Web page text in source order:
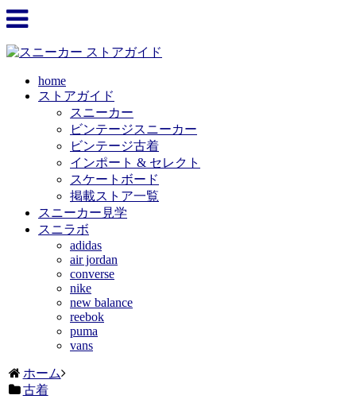
home
ストアガイド
スニーカー
ビンテージスニーカー
ビンテージ古着
インポート & セレクト
スケートボード
掲載ストア一覧
スニーカー見学
スニラボ
adidas
air jordan
converse
nike
new balance
reebok
puma
vans
ホーム
古着